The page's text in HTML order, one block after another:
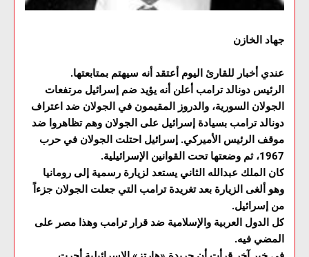
جهاد الخازن
عندي أخبار للقارئ اليوم أعتقد أنه سيهتم بمتابعتها.
الرئيس دونالد ترامب أعلن أنه يؤيد ضم إسرائيل مرتفعات
الجولان السورية، والدروز المقيمون في الجولان ضد اعتراف
دونالد ترامب بسيادة إسرائيل على الجولان وهم تظاهروا ضد
موقف الرئيس الأميركي. إسرائيل احتلت الجولان في حرب
1967، ثم وضعتها تحت القوانين الإسرائيلية.
كان الملك عبدالله الثاني يستعد لزيارة رسمية إلى رومانيا
وهو ألغى الزيارة بعد تغريدة ترامب التي جعلت الجولان جزءاً
من إسرائيل.
كل الدول العربية والإسلامية ضد قرار ترامب وهذا مصر على
المضي فيه.